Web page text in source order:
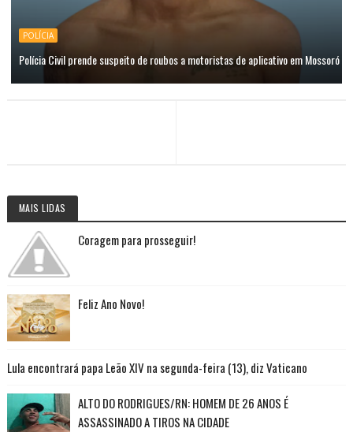
POLÍCIA
Polícia Civil prende suspeito de roubos a motoristas de aplicativo em Mossoró
MAIS LIDAS
Coragem para prosseguir!
Feliz Ano Novo!
Lula encontrará papa Leão XIV na segunda-feira (13), diz Vaticano
ALTO DO RODRIGUES/RN: HOMEM DE 26 ANOS É
ASSASSINADO A TIROS NA CIDADE